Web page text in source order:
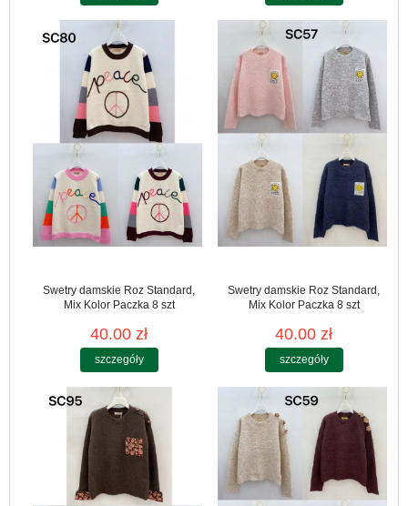
Swetry damskie Roz Standard,
Mix Kolor Paczka 8 szt
40.00 zł
szczegóły
Swetry damskie Roz Standard,
Mix Kolor Paczka 8 szt
40.00 zł
szczegóły